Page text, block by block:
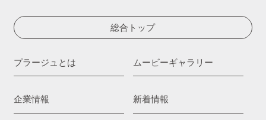
総合トップ
プラージュとは
企業情報
ムービーギャラリー
新着情報